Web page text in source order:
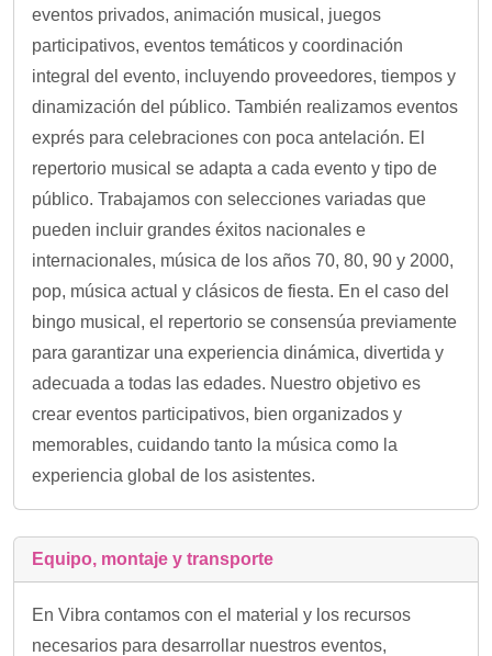
eventos privados, animación musical, juegos
participativos, eventos temáticos y coordinación
integral del evento, incluyendo proveedores, tiempos y
dinamización del público. También realizamos eventos
exprés para celebraciones con poca antelación. El
repertorio musical se adapta a cada evento y tipo de
público. Trabajamos con selecciones variadas que
pueden incluir grandes éxitos nacionales e
internacionales, música de los años 70, 80, 90 y 2000,
pop, música actual y clásicos de fiesta. En el caso del
bingo musical, el repertorio se consensúa previamente
para garantizar una experiencia dinámica, divertida y
adecuada a todas las edades. Nuestro objetivo es
crear eventos participativos, bien organizados y
memorables, cuidando tanto la música como la
experiencia global de los asistentes.
Equipo, montaje y transporte
En Vibra contamos con el material y los recursos
necesarios para desarrollar nuestros eventos,